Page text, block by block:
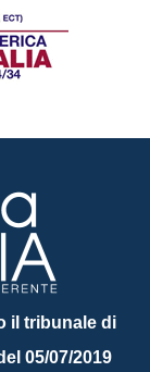
il tribunale di
05/07/2019